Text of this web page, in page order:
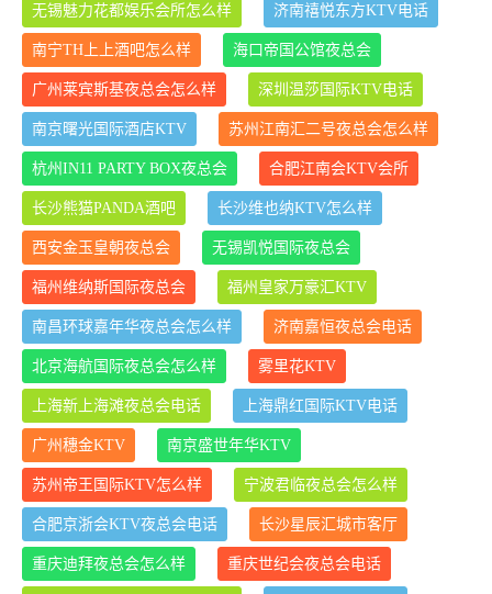
无锡魅力花都娱乐会所怎么样 济南禧悦东方KTV电话
南宁TH上上酒吧怎么样 海口帝国公馆夜总会
广州莱宾斯基夜总会怎么样 深圳温莎国际KTV电话
南京曙光国际酒店KTV 苏州江南汇二号夜总会怎么样
杭州IN11 PARTY BOX夜总会 合肥江南会KTV会所
长沙熊猫PANDA酒吧 长沙维也纳KTV怎么样
西安金玉皇朝夜总会 无锡凯悦国际夜总会
福州维纳斯国际夜总会 福州皇家万豪汇KTV
南昌环球嘉年华夜总会怎么样 济南嘉恒夜总会电话
北京海航国际夜总会怎么样 雾里花KTV
上海新上海滩夜总会电话 上海鼎红国际KTV电话
广州穗金KTV 南京盛世年华KTV
苏州帝王国际KTV怎么样 宁波君临夜总会怎么样
合肥京浙会KTV夜总会电话 长沙星辰汇城市客厅
重庆迪拜夜总会怎么样 重庆世纪会夜总会电话